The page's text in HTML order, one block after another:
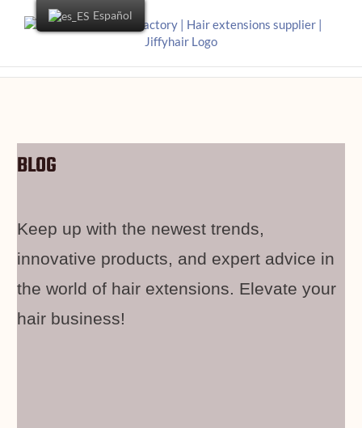
BLOG
Keep up with the newest trends,
innovative products, and expert advice in
the world of hair extensions. Elevate your
hair business!
Español